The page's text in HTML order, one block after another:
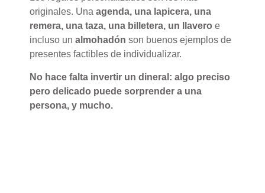
originales. Una agenda, una lapicera, una
remera, una taza, una billetera, un llavero e
incluso un almohadón son buenos ejemplos de
presentes factibles de individualizar.
No hace falta invertir un dineral: algo preciso
pero delicado puede sorprender a una
persona, y mucho.